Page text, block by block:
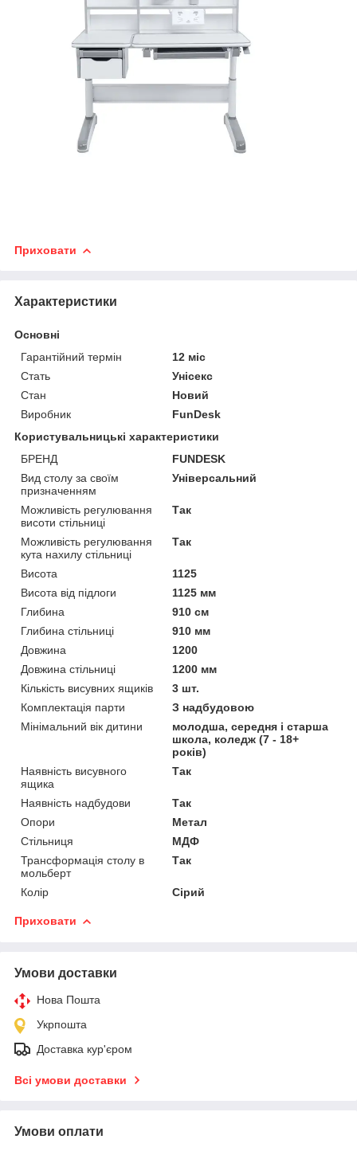
Приховати
Характеристики
Основні
Гарантійний термін
12 міс
Стать
Унісекс
Стан
Новий
Виробник
FunDesk
Користувальницькі характеристики
БРЕНД
FUNDESK
Вид столу за своїм
призначенням
Універсальний
Можливість регулювання
висоти стільниці
Так
Можливість регулювання
кута нахилу стільниці
Так
Висота
1125
Висота від підлоги
1125 мм
Глибина
910 см
Глибина стільниці
910 мм
Довжина
1200
Довжина стільниці
1200 мм
Кількість висувних ящиків
3 шт.
Комплектація парти
З надбудовою
Мінімальний вік дитини
молодша, середня і старша
школа, коледж (7 - 18+
років)
Наявність висувного
ящика
Так
Наявність надбудови
Так
Опори
Метал
Стільниця
МДФ
Трансформація столу в
мольберт
Так
Колір Сірий
Приховати
Умови доставки
Нова Пошта
Укрпошта
Доставка кур'єром
Всі умови доставки
Умови оплати